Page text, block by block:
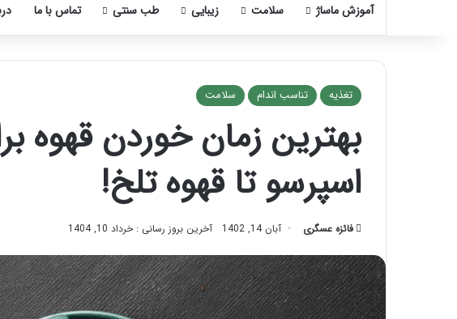
آموزش ماساژ سلامت زیبایی طب سنتی تماس با ما
تغذیه تناسب اندام سلامت
بهترین زمان خوردن قهوه
اسپرسو تا قهوه تلخ!
فائزه عسگری آبان 14, 1402 آخرین بروز رسانی : خرداد 10, 1404
نحوه
ماساژ
صورت
بعد
از
تزریق
بایدها
و
نبایدهای
آن!
تیر 28, 1404
نحوه ماساژ صورت بعد از تزریق
بایدها و نبایدهای آن!